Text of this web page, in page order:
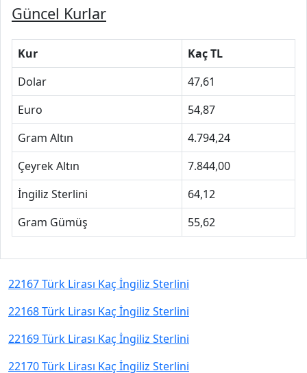
Güncel Kurlar
Kur
Kaç TL
Dolar
47,61
Euro
54,87
Gram Altın
4.794,24
Çeyrek Altın
7.844,00
İngiliz Sterlini
64,12
Gram Gümüş
55,62
22167 Türk Lirası Kaç İngiliz Sterlini
22168 Türk Lirası Kaç İngiliz Sterlini
22169 Türk Lirası Kaç İngiliz Sterlini
22170 Türk Lirası Kaç İngiliz Sterlini